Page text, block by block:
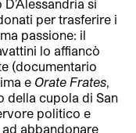
si
per trasferire i
passione: il
lo affiancò
(documentario
e Orate Frates,
della cupola di San
politico e
ad abbandonare